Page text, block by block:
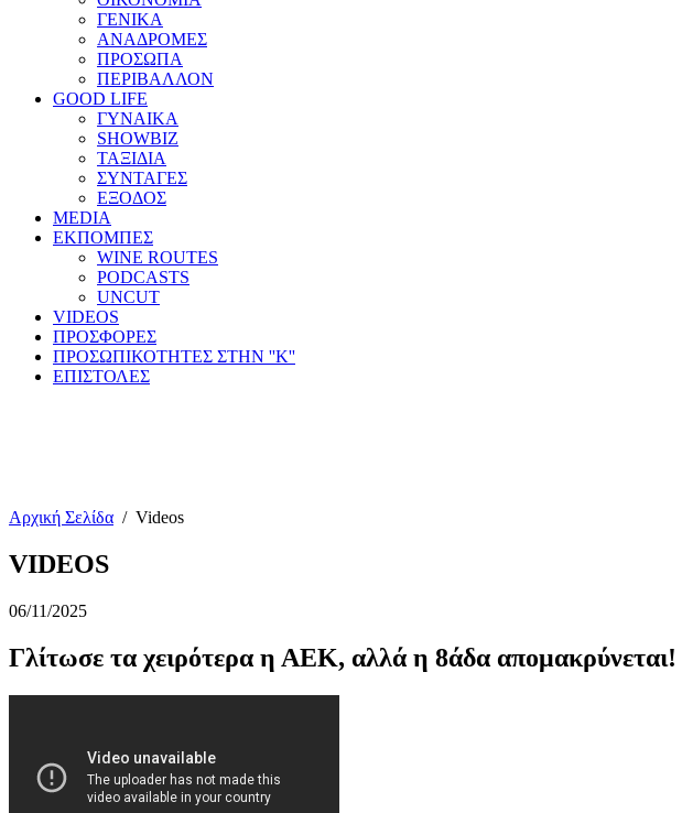
ΓΕΝΙΚΑ
ΑΝΑΔΡΟΜΕΣ
ΠΡΟΣΩΠΑ
ΠΕΡΙΒΑΛΛΟΝ
GOOD LIFE
ΓΥΝΑΙΚΑ
SHOWBIZ
ΤΑΞΙΔΙΑ
ΣΥΝΤΑΓΕΣ
ΕΞΟΔΟΣ
MEDIA
ΕΚΠΟΜΠΕΣ
WINE ROUTES
PODCASTS
UNCUT
VIDEOS
ΠΡΟΣΦΟΡΕΣ
ΠΡΟΣΩΠΙΚΟΤΗΤΕΣ ΣΤΗΝ ''Κ''
ΕΠΙΣΤΟΛΕΣ
Αρχική Σελίδα / Videos
VIDEOS
06/11/2025
Γλίτωσε τα χειρότερα η ΑΕΚ, αλλά η 8άδα απομακρύνεται!